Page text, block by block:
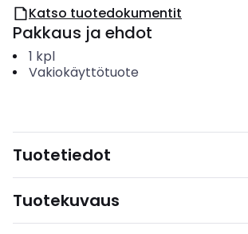
Katso tuotedokumentit
Pakkaus ja ehdot
1 kpl
Vakiokäyttötuote
Tuotetiedot
Tuotekuvaus